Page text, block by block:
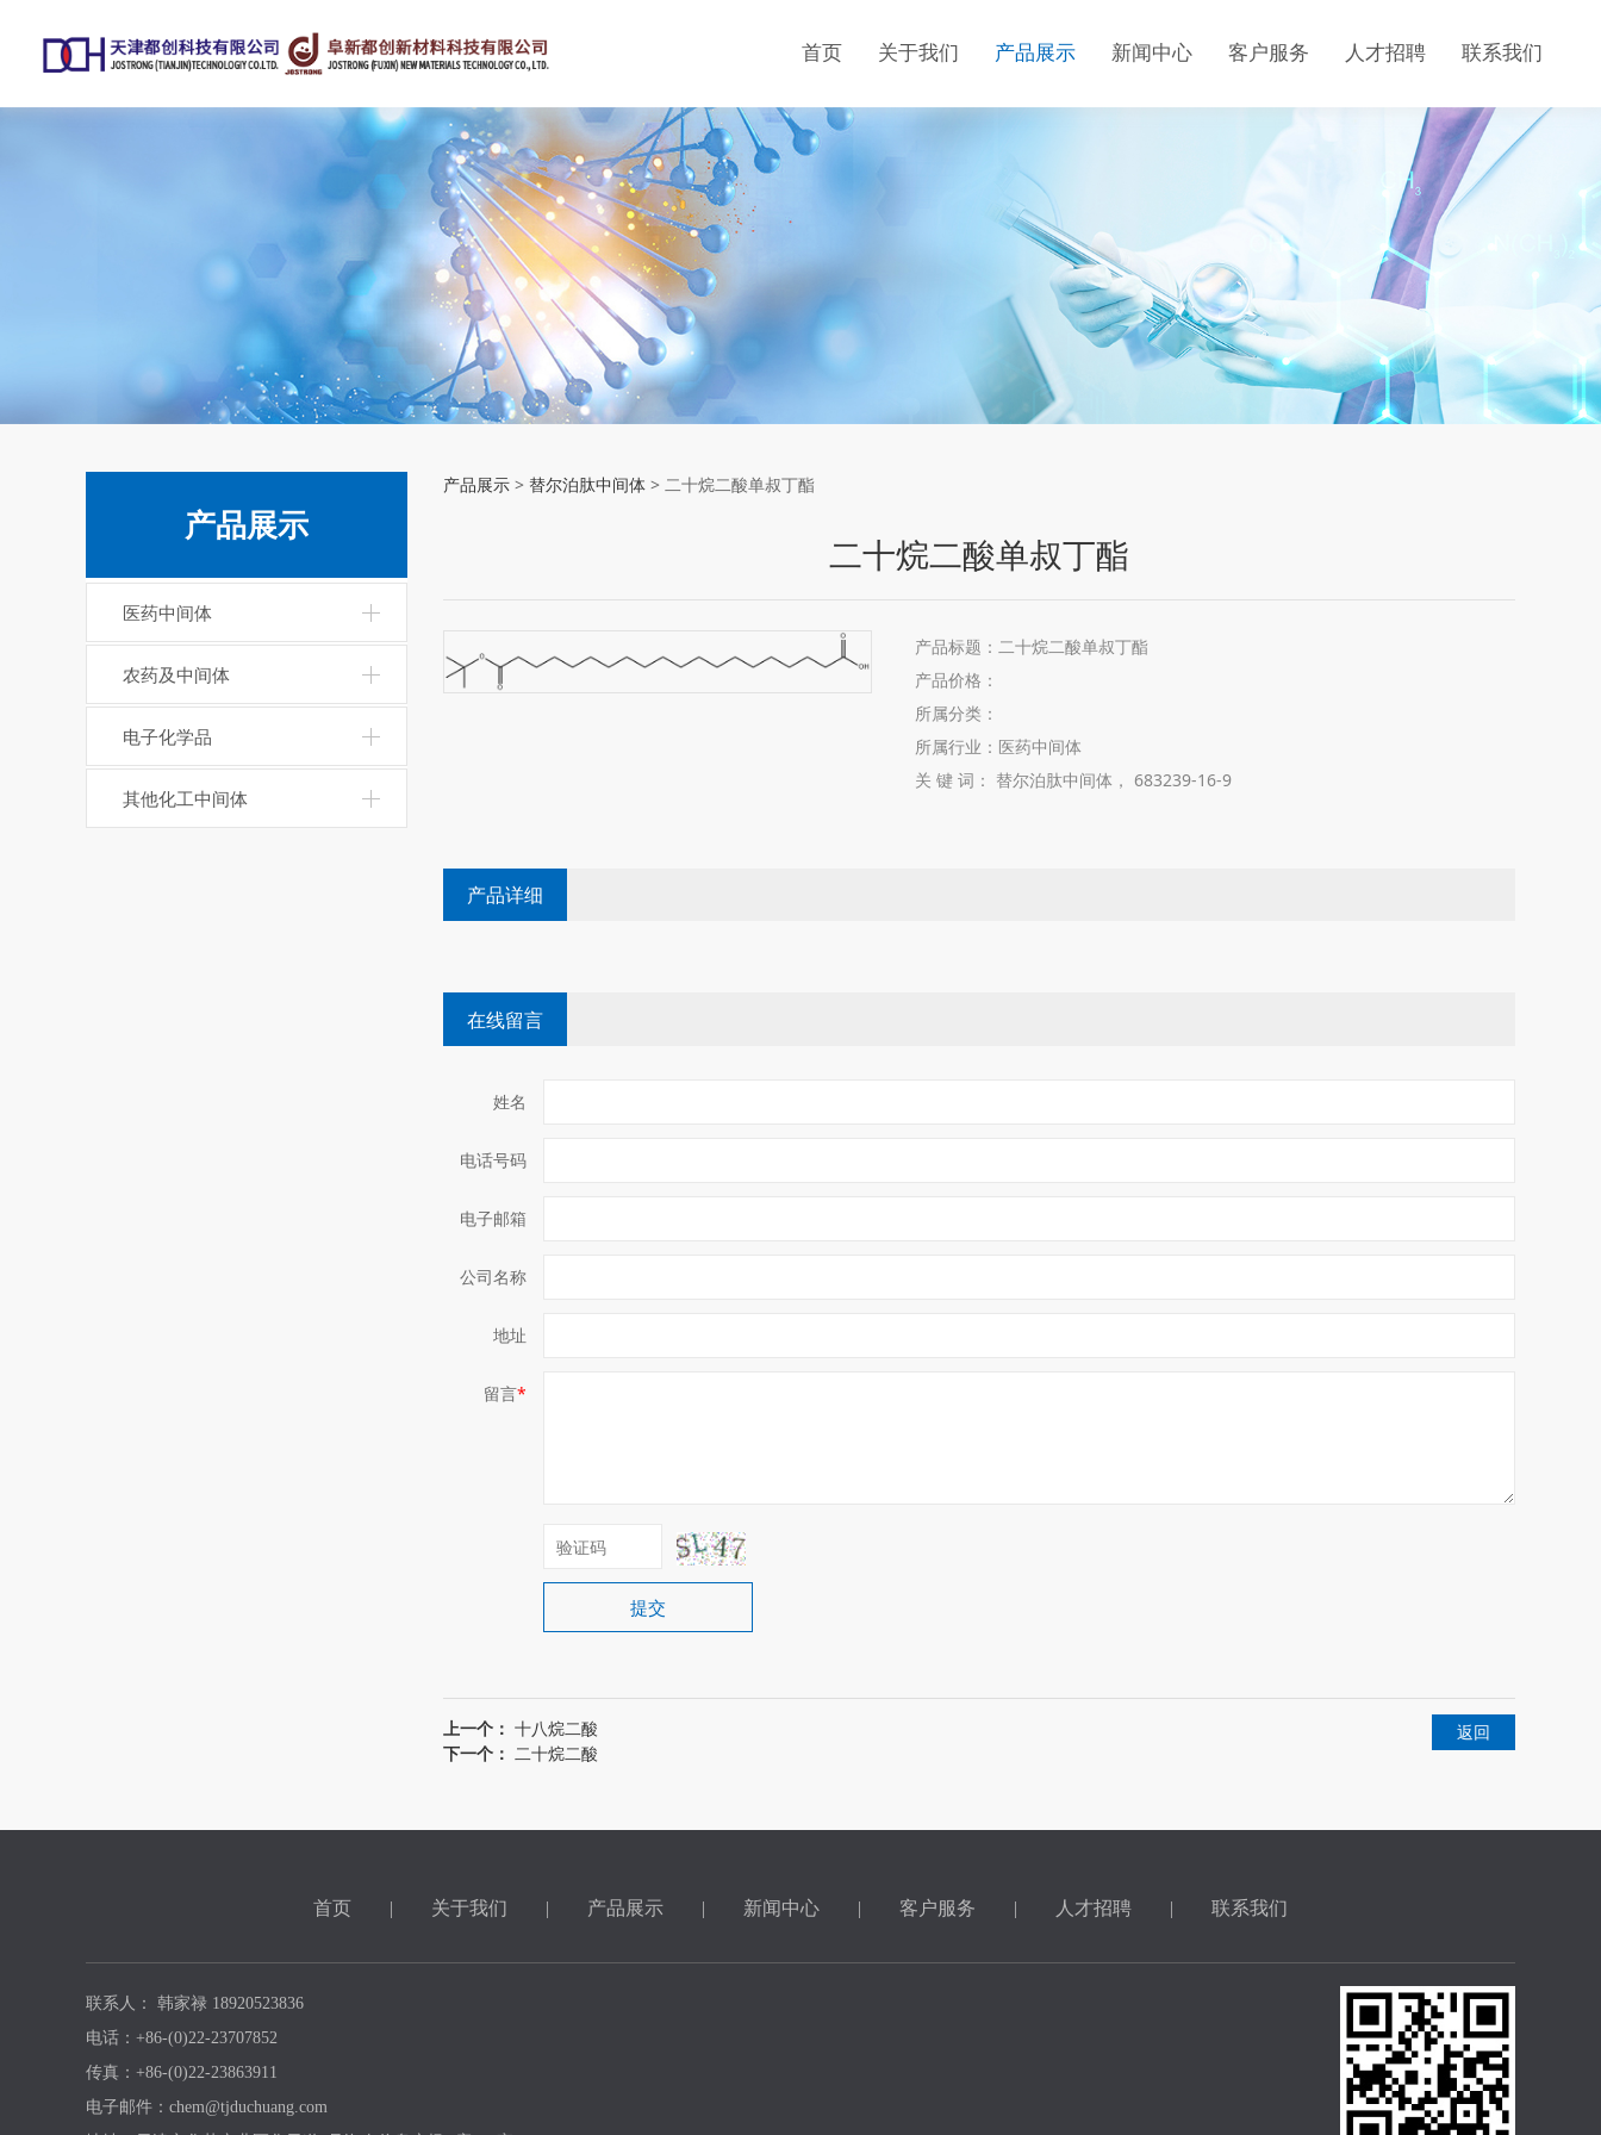
首页 关于我们 产品展示 新闻中心 客户服务 人才招聘 联系我们
产品展示
医药中间体
农药及中间体
电子化学品
其他化工中间体
二十烷二酸单叔丁酯
产品展示 > 替尔泊肽中间体 > 二十烷二酸单叔丁酯
二十烷二酸单叔丁酯
产品标题：二十烷二酸单叔丁酯
产品价格：
所属分类：
所属行业：医药中间体
关 键 词： 替尔泊肽中间体， 683239-16-9
产品详细
在线留言
姓名
电话号码
电子邮箱
公司名称
地址
留言*
提交
上一个： 十八烷二酸
下一个： 二十烷二酸
返回
首页 | 关于我们 | 产品展示 | 新闻中心 | 客户服务 | 人才招聘 | 联系我们
联系人： 韩家禄 18920523836
电话：+86-(0)22-23707852
传真：+86-(0)22-23863911
电子邮件：chem@tjduchuang.com